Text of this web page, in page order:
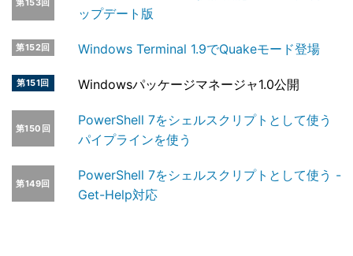
ップデート版
第152回 Windows Terminal 1.9でQuakeモード登場
第151回 Windowsパッケージマネージャ1.0公開
第150回
PowerShell 7をシェルスクリプトとして使う
パイプラインを使う
第149回
PowerShell 7をシェルスクリプトとして使う -
Get-Help対応